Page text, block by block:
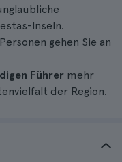
Inseln.
gehen Sie an
Führer mehr
der Region.